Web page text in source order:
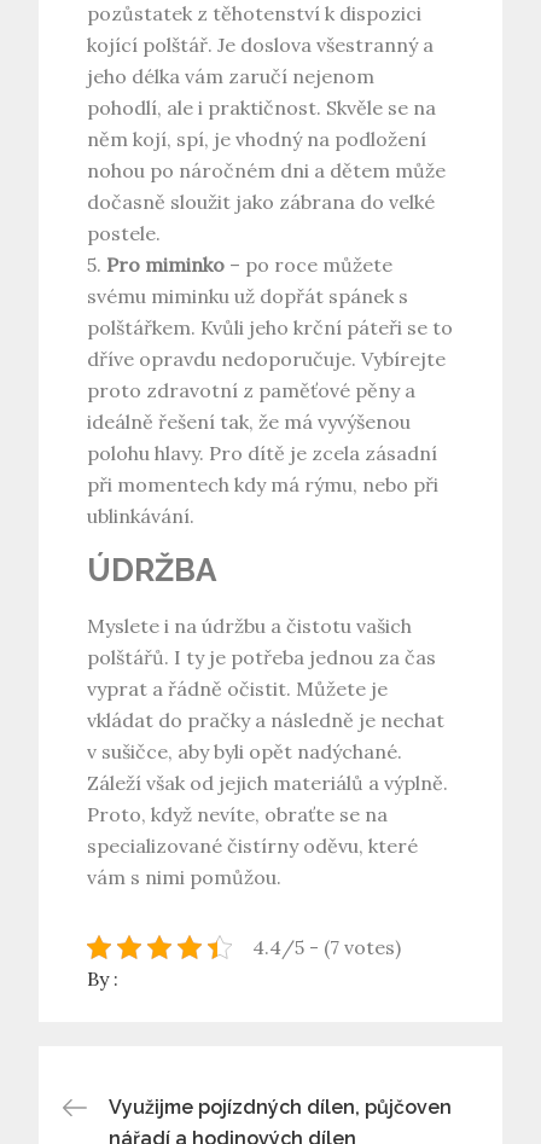
pozůstatek z těhotenství k dispozici
kojící polštář. Je doslova všestranný a
jeho délka vám zaručí nejenom
pohodlí, ale i praktičnost. Skvěle se na
něm kojí, spí, je vhodný na podložení
nohou po náročném dni a dětem může
dočasně sloužit jako zábrana do velké
postele.
5. Pro miminko – po roce můžete
svému miminku už dopřát spánek s
polštářkem. Kvůli jeho krční páteři se to
dříve opravdu nedoporučuje. Vybírejte
proto zdravotní z paměťové pěny a
ideálně řešení tak, že má vyvýšenou
polohu hlavy. Pro dítě je zcela zásadní
při momentech kdy má rýmu, nebo při
ublinkávání.
ÚDRŽBA
Myslete i na údržbu a čistotu vašich
polštářů. I ty je potřeba jednou za čas
vyprat a řádně očistit. Můžete je
vkládat do pračky a následně je nechat
v sušičce, aby byli opět nadýchané.
Záleží však od jejich materiálů a výplně.
Proto, když nevíte, obraťte se na
specializované čistírny oděvu, které
vám s nimi pomůžou.
4.4/5 - (7 votes)
By :
Navigace
Využijme pojízdných dílen, půjčoven
nářadí a hodinových dílen